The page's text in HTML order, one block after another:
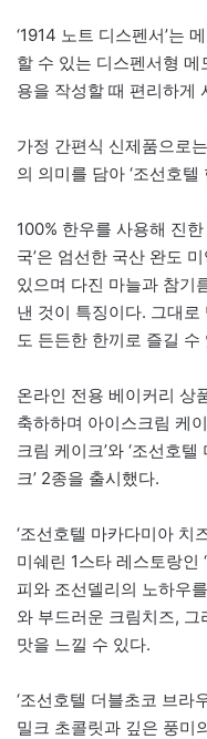
‘1914 노트 디스펜서’는
할 수 있는 디스펜서형
용을 작성할 때 편리하게
가정 간편식 신제품으로
의 의미를 담아 ‘조선호텔
100% 한우를 사용해 진
국’은 엄선한 국산 완도
있으며 다진 마늘과 참기
낸 것이 특징이다. 그대
도 든든한 한끼로 즐길
온라인 전용 베이커리 상
축하하며 아이스크림 케
크림 케이크’와 ‘조선호
크’ 2종을 출시했다.
‘조선호텔 마카다미아 치
미쉐린 1스타 레스토랑인
피와 조선델리의 노하우
와 부드러운 크림치즈,
맛을 느낄 수 있다.
‘조선호텔 더블초코 브라
밀크 초콜릿과 깊은 풍미